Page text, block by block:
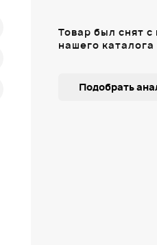
Товар был снят
нашего каталога
Подобрать